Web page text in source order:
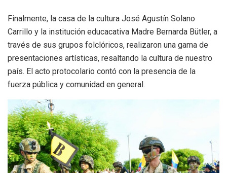
Finalmente, la casa de la cultura José Agustín Solano
Carrillo y la institución educacativa Madre Bernarda Bütler, a
través de sus grupos folclóricos, realizaron una gama de
presentaciones artísticas, resaltando la cultura de nuestro
país. El acto protocolario contó con la presencia de la
fuerza pública y comunidad en general.